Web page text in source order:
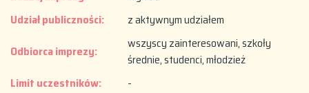
Udział publiczności:
z aktywnym udziałem
Odbiorca imprezy:
wszyscy zainteresowani, szkoły
średnie, studenci, młodzież
Limit uczestników:
-